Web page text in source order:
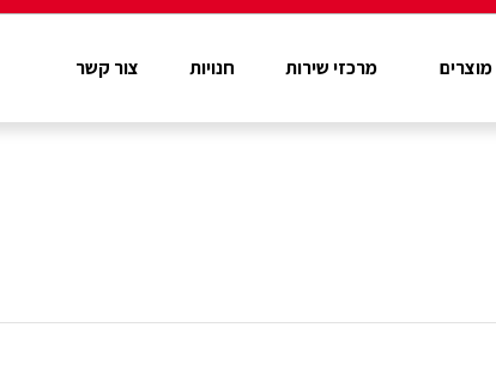
מוצרים מרכזי שירות חנויות צור קשר